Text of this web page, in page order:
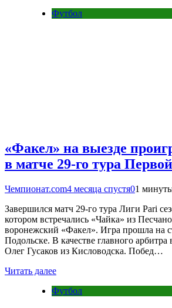
Футбол
«Факел» на выезде
в матче 29-го тура
Чемпионат.com4 месяца спустя01
Завершился матч 29-го тура Лиги Pari
котором встречались «Чайка» из
воронежский «Факел». Игра прошла на
Подольске. В качестве главного арбитра
Олег Гусаков из Кисловодска. Побед…
Читать далее
Футбол